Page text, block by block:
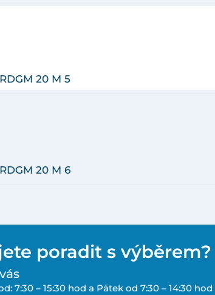
RDGM 20 M 5
RDGM 20 M 6
poradit s výběrem?
7:30 – 15:30 hod a Pátek od 7:30 – 14:30 hod